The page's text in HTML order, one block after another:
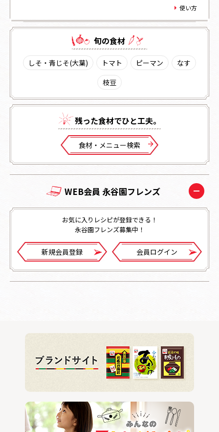
使い方
旬の⾷材
しそ・青じそ(大葉) トマト ピーマン
なす
枝豆
残った⾷材でひと⼯夫。
⾷材・メニュー検索
WEB会員 永谷園フレンズ
お気に入りレシピが登録できる！
永谷園フレンズ募集中！
新規会員登録 会員ログイン